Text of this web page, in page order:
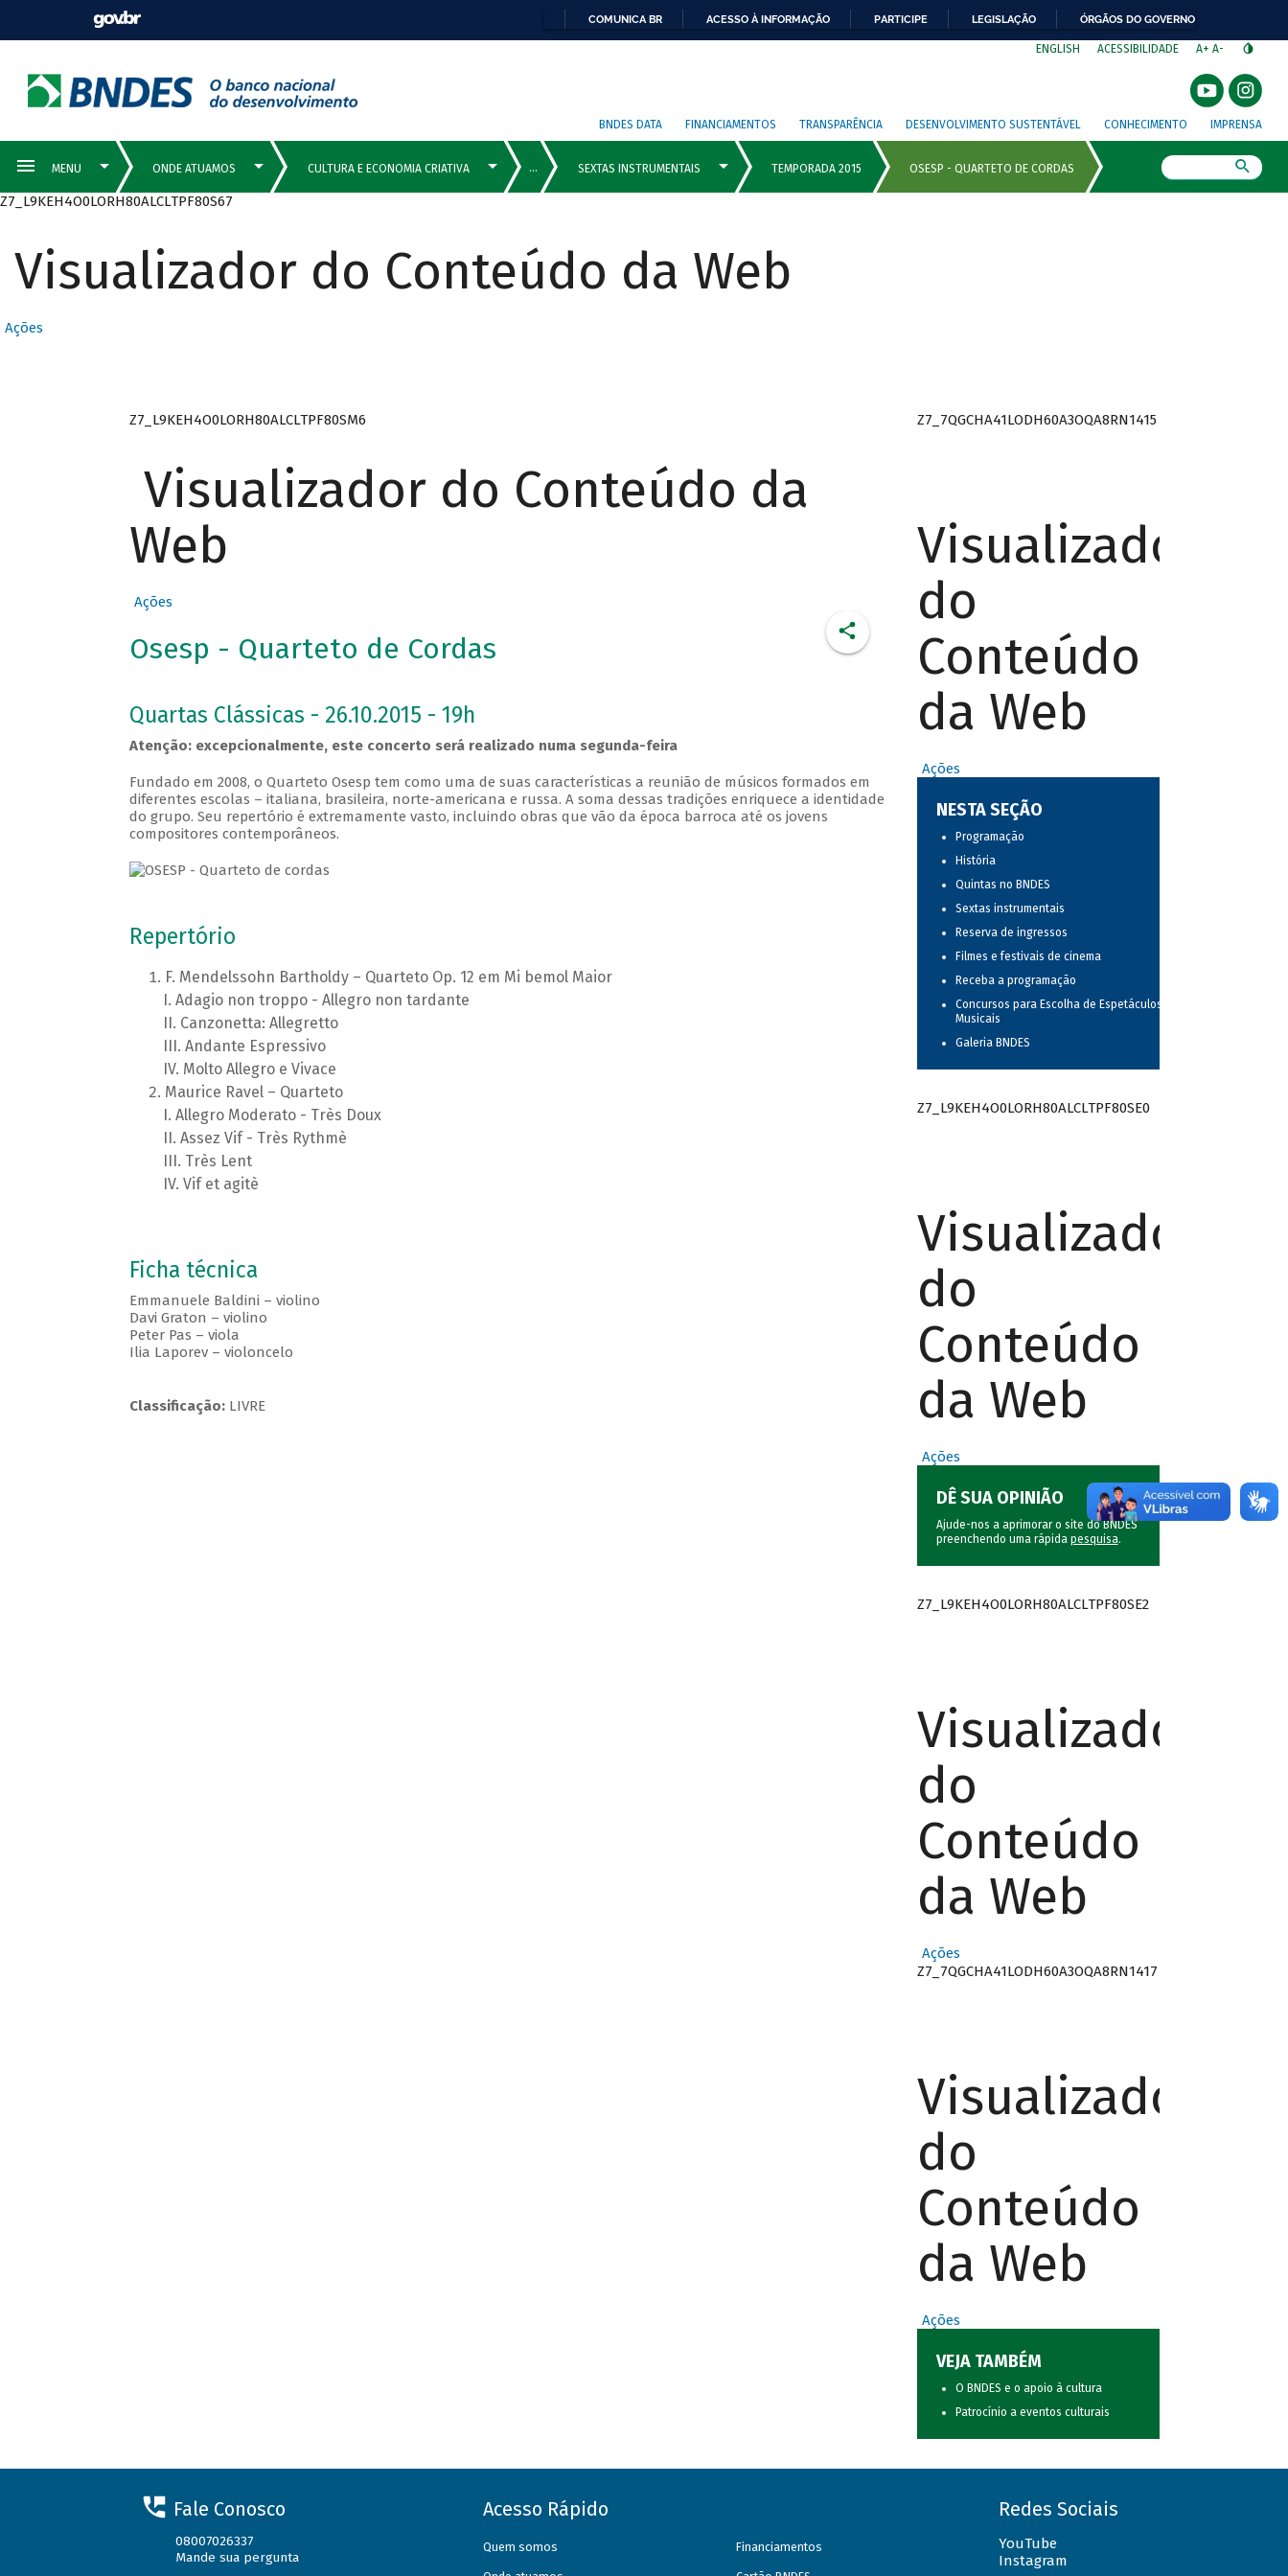
COMUNICA BR ACESSO À INFORMAÇÃO PARTICIPE LEGISLAÇÃO ÓRGÃOS DO GOVERNO
ENGLISH ACESSIBILIDADE A+ A-
BNDES DATA FINANCIAMENTOS TRANSPARÊNCIA DESENVOLVIMENTO SUSTENTÁVEL CONHECIMENTO IMPRENSA
Z7_L9KEH4O0LORH80ALCLTPF80S67
Visualizador do Conteúdo da Web
Ações
Z7_L9KEH4O0LORH80ALCLTPF80SM6
Visualizador do Conteúdo da
Web
Ações
Osesp - Quarteto de Cordas
Quartas Clássicas - 26.10.2015 - 19h
Atenção: excepcionalmente, este concerto será realizado numa segunda-feira
Fundado em 2008, o Quarteto Osesp tem como uma de suas características a reunião de músicos formados em
diferentes escolas – italiana, brasileira, norte-americana e russa. A soma dessas tradições enriquece a identidade
do grupo. Seu repertório é extremamente vasto, incluindo obras que vão da época barroca até os jovens
compositores contemporâneos.
Repertório
F. Mendelssohn Bartholdy – Quarteto Op. 12 em Mi bemol Maior
Adagio non troppo - Allegro non tardante
Canzonetta: Allegretto
Andante Espressivo
Molto Allegro e Vivace
Maurice Ravel – Quarteto
Allegro Moderato - Très Doux
Assez Vif - Très Rythmè
Très Lent
Vif et agitè
Ficha técnica
Emmanuele Baldini – violino
Davi Graton – violino
Peter Pas – viola
Ilia Laporev – violoncelo
Classificação:LIVRE
Z7_7QGCHA41LODH60A3OQA8RN1415
Visualizador
do
Conteúdo
da Web
Ações
NESTA SEÇÃO
Programação
História
Quintas no BNDES
Sextas instrumentais
Reserva de ingressos
Filmes e festivais de cinema
Receba a programação
Concursos para Escolha de Espetáculos
Musicais
Galeria BNDES
Z7_L9KEH4O0LORH80ALCLTPF80SE0
Visualizador
do
Conteúdo
da Web
Ações
DÊ SUA OPINIÃO
Ajude-nos a aprimorar o site do BNDES
preenchendo uma rápida pesquisa.
Z7_L9KEH4O0LORH80ALCLTPF80SE2
Visualizador
do
Conteúdo
da Web
Ações
Z7_7QGCHA41LODH60A3OQA8RN1417
Visualizador
do
Conteúdo
da Web
Ações
VEJA TAMBÉM
O BNDES e o apoio à cultura
Patrocínio a eventos culturais
Fale Conosco
08007026337
Mande sua pergunta
Acesso Rápido
Quem somos Financiamentos
Redes Sociais
YouTube
Instagram